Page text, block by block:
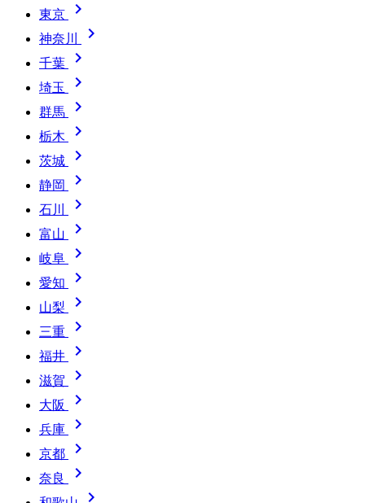
東京 
神奈川 
千葉 
埼玉 
群馬 
栃木 
茨城 
静岡 
石川 
富山 
岐阜 
愛知 
山梨 
三重 
福井 
滋賀 
大阪 
兵庫 
京都 
奈良 
